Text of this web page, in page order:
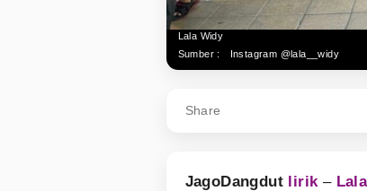
Lala Widy
Sumber :
Instagram @lala__widy
Share
JagoDangdutlirik –